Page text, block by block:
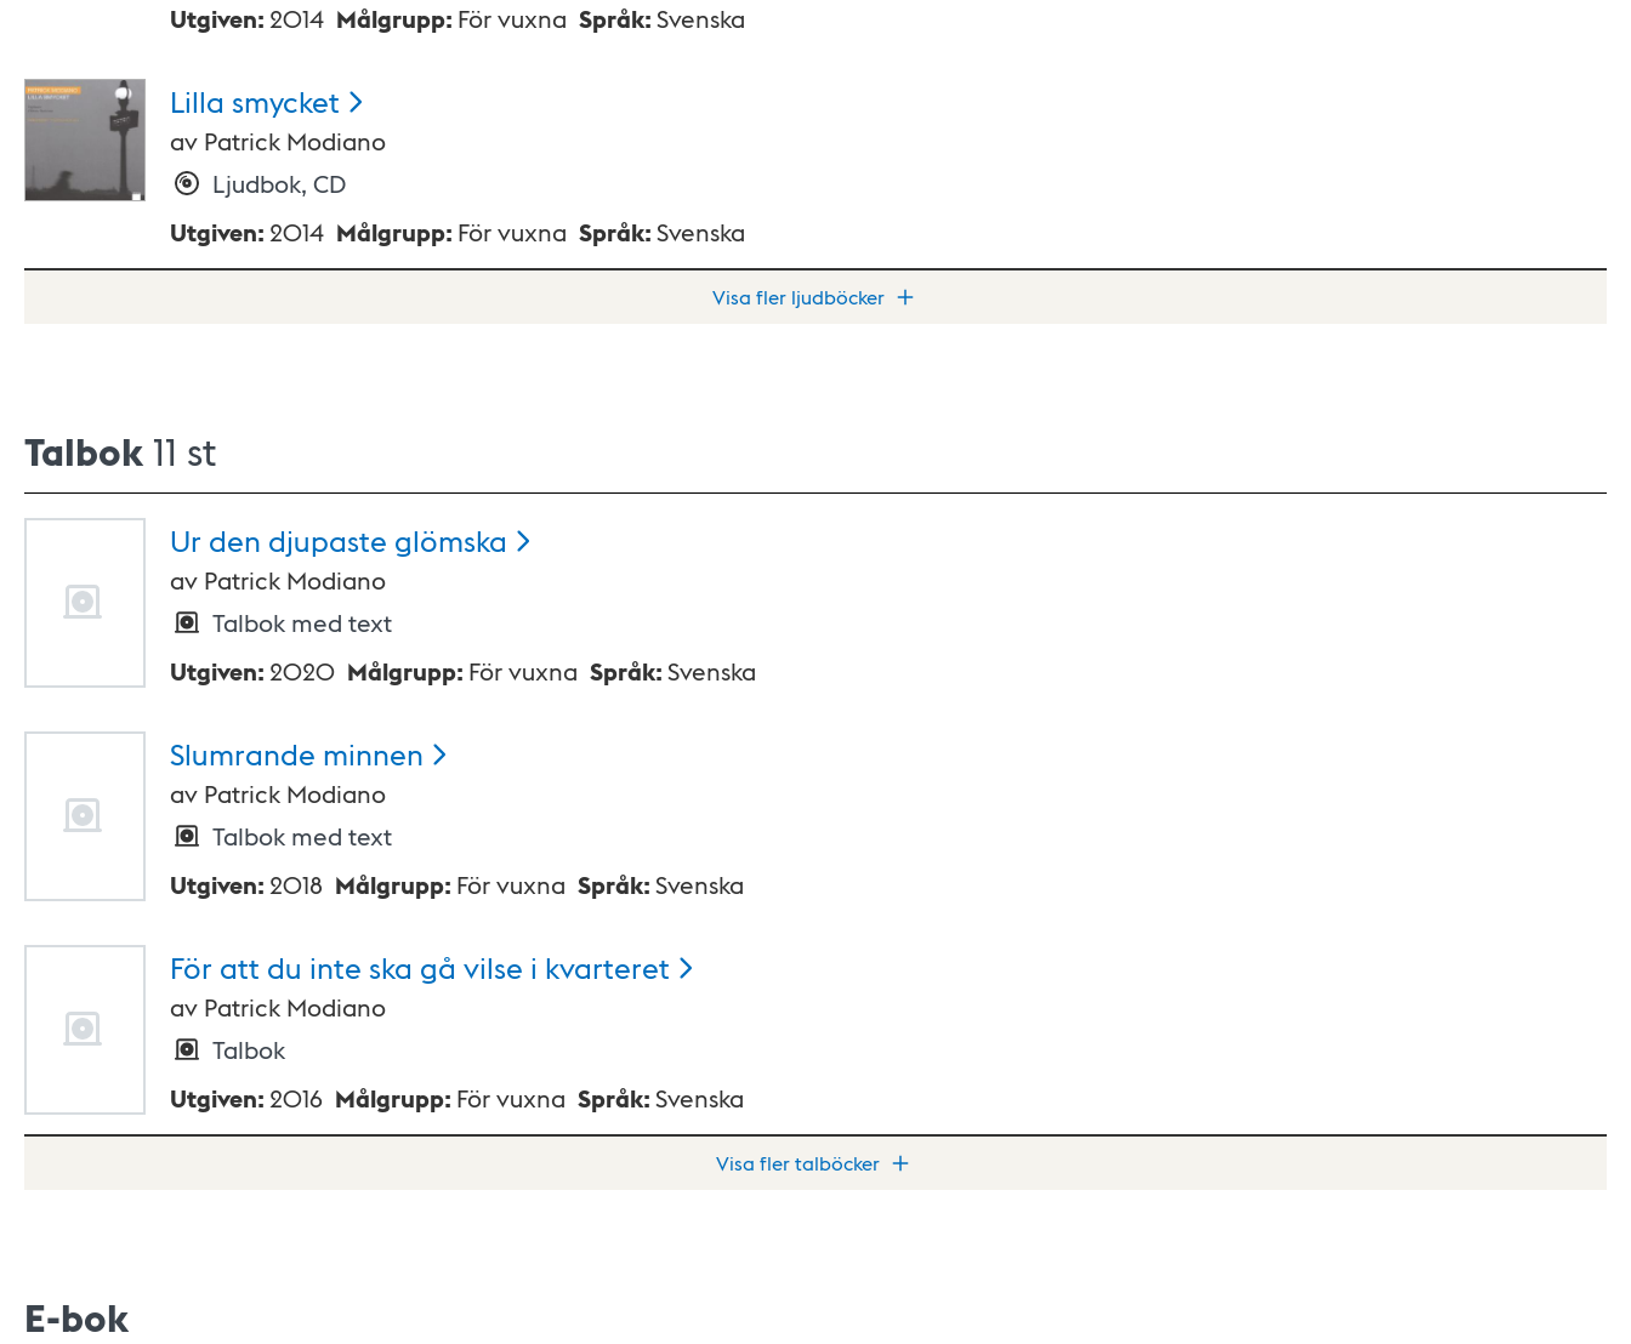
Utgiven: 2014 Målgrupp: För vuxna Språk:Svenska
Lilla smycket
av Patrick Modiano
Ljudbok, CD
Utgiven: 2014 Målgrupp: För vuxna Språk:Svenska
Visa fler ljudböcker
Talbok 11 st
Ur den djupaste glömska
av Patrick Modiano
Talbok med text
Utgiven: 2020 Målgrupp: För vuxna Språk:Svenska
Slumrande minnen
av Patrick Modiano
Talbok med text
Utgiven: 2018 Målgrupp: För vuxna Språk:Svenska
För att du inte ska gå vilse i kvarteret
av Patrick Modiano
Talbok
Utgiven: 2016 Målgrupp: För vuxna Språk:Svenska
Visa fler talböcker
E-bok